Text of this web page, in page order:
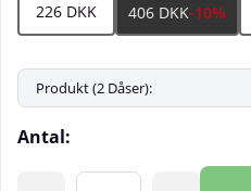
226 DKK 406 DKK-10%
Antal: